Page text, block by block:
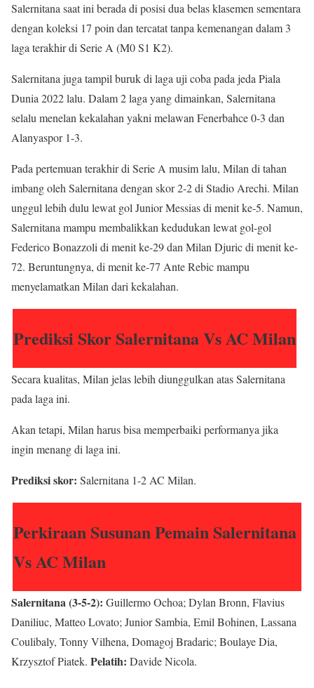
Salernitana saat ini berada di posisi dua belas klasemen sementara
dengan koleksi 17 poin dan tercatat tanpa kemenangan dalam 3
laga terakhir di Serie A (M0 S1 K2).
Salernitana juga tampil buruk di laga uji coba pada jeda Piala
Dunia 2022 lalu. Dalam 2 laga yang dimainkan, Salernitana
selalu menelan kekalahan yakni melawan Fenerbahce 0-3 dan
Alanyaspor 1-3.
Pada pertemuan terakhir di Serie A musim lalu, Milan di tahan
imbang oleh Salernitana dengan skor 2-2 di Stadio Arechi. Milan
unggul lebih dulu lewat gol Junior Messias di menit ke-5. Namun,
Salernitana mampu membalikkan kedudukan lewat gol-gol
Federico Bonazzoli di menit ke-29 dan Milan Djuric di menit ke-
72. Beruntungnya, di menit ke-77 Ante Rebic mampu
menyelamatkan Milan dari kekalahan.
Prediksi Skor Salernitana Vs AC Milan
Secara kualitas, Milan jelas lebih diunggulkan atas Salernitana
pada laga ini.
Akan tetapi, Milan harus bisa memperbaiki performanya jika
ingin menang di laga ini.
Prediksi skor: Salernitana 1-2 AC Milan.
Perkiraan Susunan Pemain Salernitana
Vs AC Milan
Salernitana (3-5-2): Guillermo Ochoa; Dylan Bronn, Flavius
Daniliuc, Matteo Lovato; Junior Sambia, Emil Bohinen, Lassana
Coulibaly, Tonny Vilhena, Domagoj Bradaric; Boulaye Dia,
Krzysztof Piatek. Pelatih: Davide Nicola.